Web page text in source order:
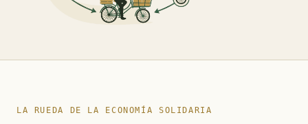
LA RUEDA DE LA ECONOMÍA SOLIDARIA